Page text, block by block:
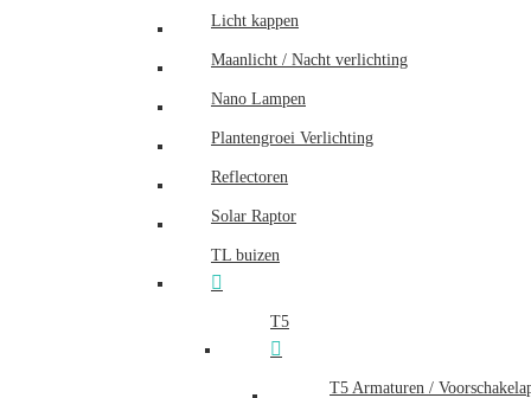
Licht kappen
Maanlicht / Nacht verlichting
Nano Lampen
Plantengroei Verlichting
Reflectoren
Solar Raptor
TL buizen
T5
T5 Armaturen /